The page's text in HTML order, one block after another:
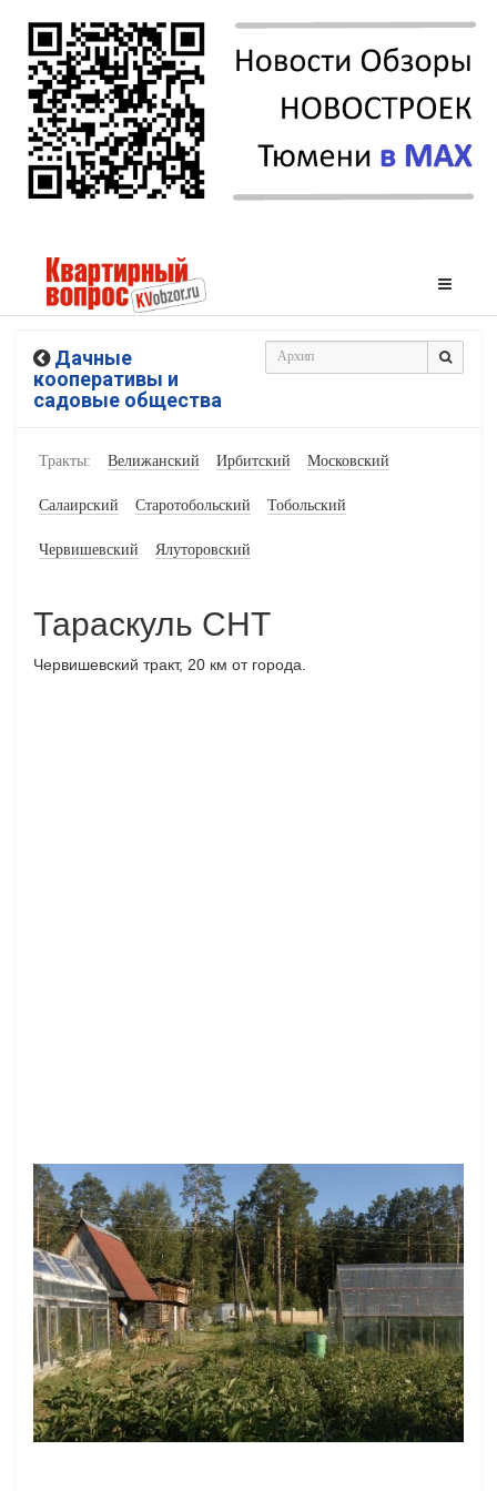
Дачные
кооперативы и
садовые общества
Тракты: Велижанский Ирбитский Московский
Салаирский Старотобольский Тобольский
Червишевский Ялуторовский
Тараскуль СНТ
Червишевский тракт, 20 км от города.